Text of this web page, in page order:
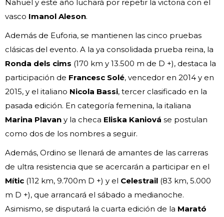
Nahuel y este año luchará por repetir la victoria con el
vasco Imanol Aleson.
Además de Euforia, se mantienen las cinco pruebas
clásicas del evento. A la ya consolidada prueba reina, la
Ronda dels cims (170 km y 13.500 m de D +), destaca la
participación de Francesc Solé, vencedor en 2014 y en
2015, y el italiano Nicola Bassi, tercer clasificado en la
pasada edición. En categoría femenina, la italiana
Marina Plavan y la checa Eliska Kaniová se postulan
como dos de los nombres a seguir.
Además, Ordino se llenará de amantes de las carreras
de ultra resistencia que se acercarán a participar en el
Mític (112 km, 9.700m D +) y el Celestrail (83 km, 5.000
m D +), que arrancará el sábado a medianoche.
Asimismo, se disputará la cuarta edición de la Marató